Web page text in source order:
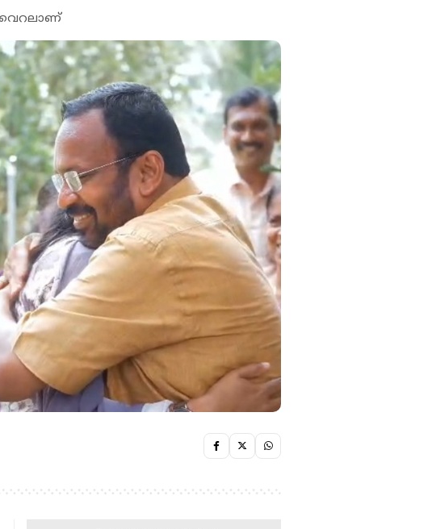
വൈറലാണ്